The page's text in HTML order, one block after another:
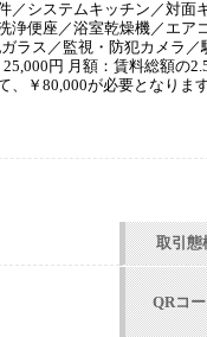
／システムキッチン／対
浄便座／浴室乾燥機／エ
ラス／監視・防犯カメラ
円 月額：賃料総額の
、￥80,000が必要となります
取引態
QRコ